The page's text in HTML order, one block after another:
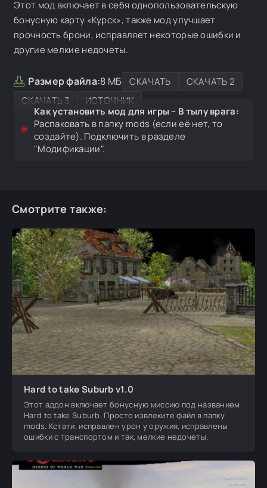
Этот мод включает в себя однопользовательскую
бонусную карту «Курск», также мод улучшает
прочность брони, исправляет некоторые ошибки и
другие мелкие недочеты.
Размер файла:8 МБ СКАЧАТЬ
СКАЧАТЬ 2
СКАЧАТЬ 3
ИСТОЧНИК
Как установить мод для игры – В тылу врага:
Распаковать в папку mods (если её нет, то
создайте). Подключить в разделе
"Модификации".
Смотрите также:
Hard to take Suburb v1.0
Этот аддон включает бонусную миссию под названием
Hard to take Suburb. Просто извлеките файл в папку
mods. Кстати, исправлен урон у оружия, исправлены
ошибки с транспортом и так, мелкие недочеты.